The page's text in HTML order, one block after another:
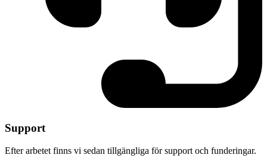
Support
Efter arbetet finns vi sedan tillgängliga för support och funderingar.